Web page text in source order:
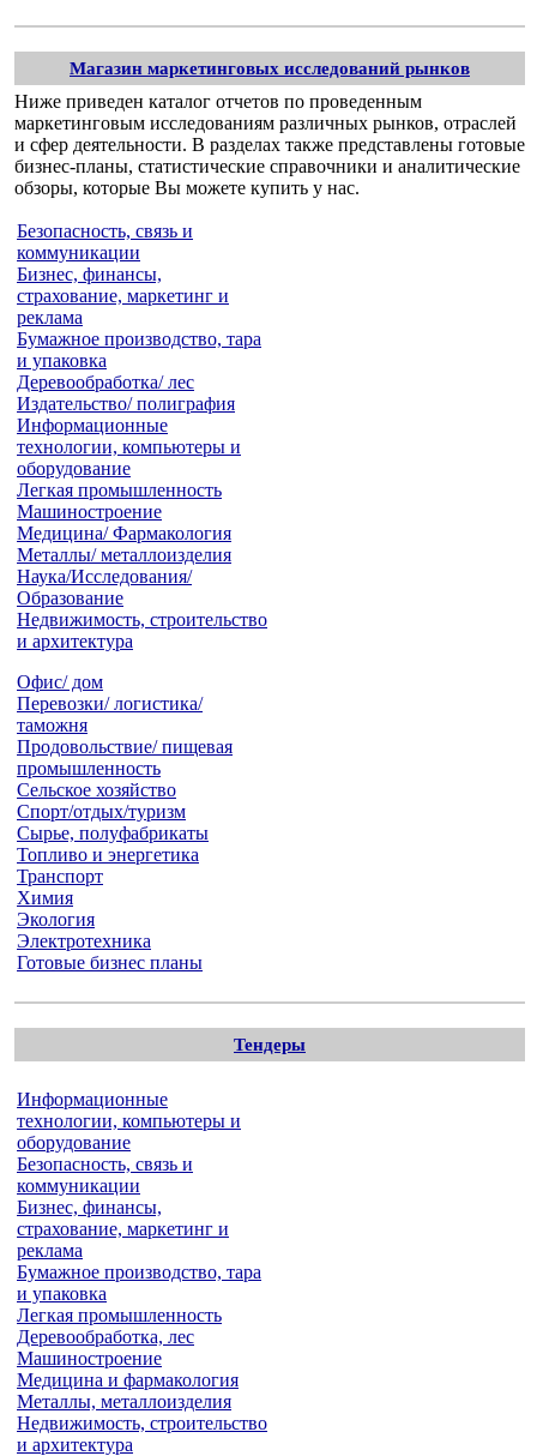
Магазин маркетинговых исследований рынков
Ниже приведен каталог отчетов по проведенным
маркетинговым исследованиям различных рынков, отраслей
и сфер деятельности. В разделах также представлены готовые
бизнес-планы, статистические справочники и аналитические
обзоры, которые Вы можете купить у нас.
Безопасность, связь и
коммуникации
Бизнес, финансы,
страхование, маркетинг и
реклама
Бумажное производство, тара
и упаковка
Деревообработка/ лес
Издательство/ полиграфия
Информационные
технологии, компьютеры и
оборудование
Легкая промышленность
Машиностроение
Медицина/ Фармакология
Металлы/ металлоизделия
Наука/Исследования/
Образование
Недвижимость, строительство
и архитектура
Офис/ дом
Перевозки/ логистика/
таможня
Продовольствие/ пищевая
промышленность
Сельское хозяйство
Спорт/отдых/туризм
Сырье, полуфабрикаты
Топливо и энергетика
Транспорт
Химия
Экология
Электротехника
Готовые бизнес планы
Тендеры
Информационные
технологии, компьютеры и
оборудование
Безопасность, связь и
коммуникации
Бизнес, финансы,
страхование, маркетинг и
реклама
Бумажное производство, тара
и упаковка
Легкая промышленность
Деревообработка, лес
Машиностроение
Медицина и фармакология
Металлы, металлоизделия
Недвижимость, строительство
и архитектура